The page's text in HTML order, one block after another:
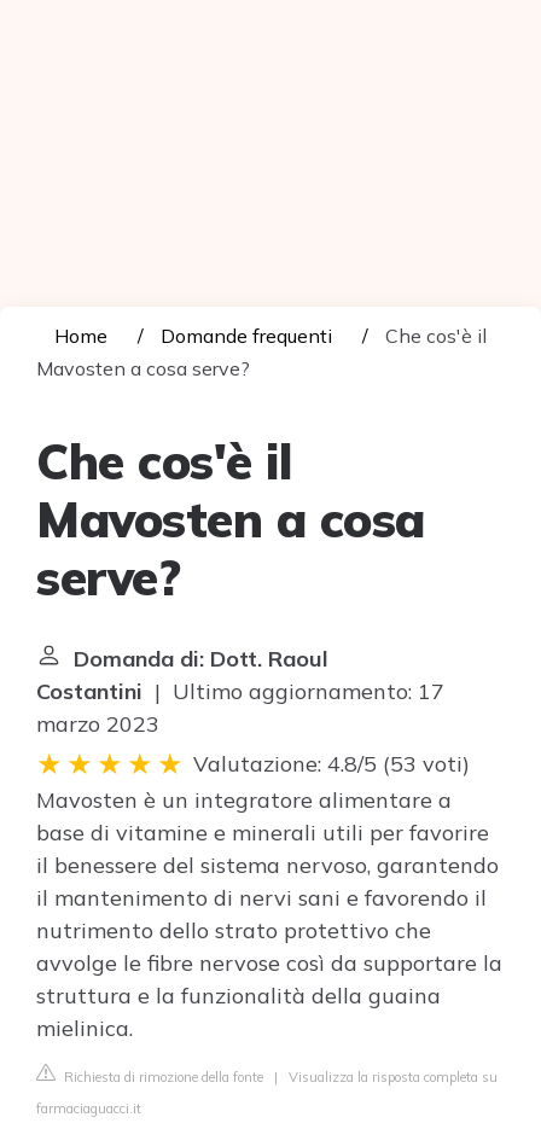
Home Domande frequenti
Che cos'è il
Mavosten a cosa serve?
Che cos'è il
Mavosten a cosa
serve?
Domanda di: Dott. Raoul
Costantini | Ultimo aggiornamento: 17
marzo 2023
Valutazione: 4.8/5 (53 voti)
Mavosten è un integratore alimentare a
base di vitamine e minerali utili per favorire
il benessere del sistema nervoso, garantendo
il mantenimento di nervi sani e favorendo il
nutrimento dello strato protettivo che
avvolge le fibre nervose così da supportare la
struttura e la funzionalità della guaina
mielinica.
Richiesta di rimozione della fonte | Visualizza la risposta completa su
farmaciaguacci.it